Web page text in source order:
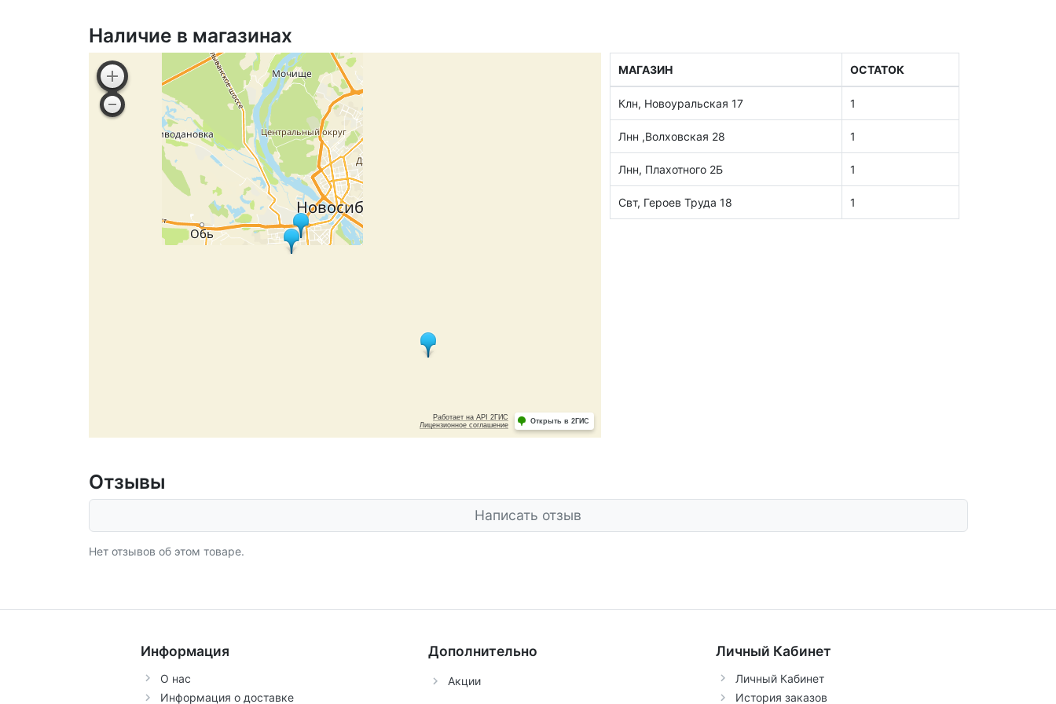
Наличие в магазинах
МАГАЗИН ОСТАТОК
Клн, Новоуральская 17 1
Лнн ,Волховская 28 1
Лнн, Плахотного 2Б 1
Свт, Героев Труда 18 1
Отзывы
Написать отзыв
Нет отзывов об этом товаре.
Информация
О нас
Информация о доставке
Дополнительно
Акции
Личный Кабинет
Личный Кабинет
История заказов